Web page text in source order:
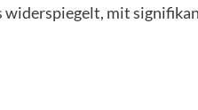
widerspiegelt, mit